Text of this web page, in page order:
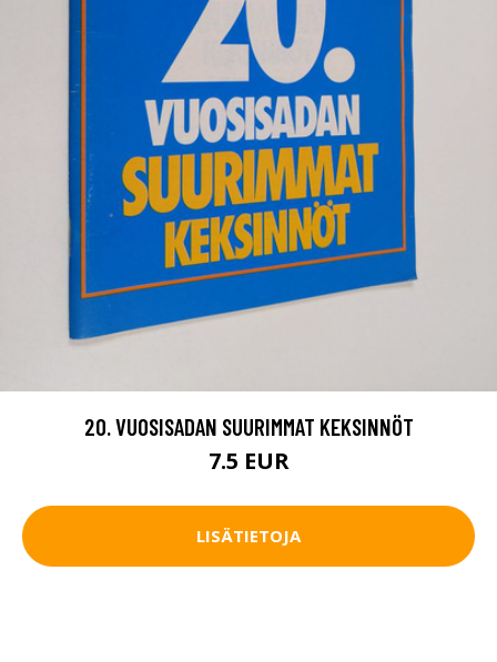
20. VUOSISADAN SUURIMMAT KEKSINNÖT
7.5 EUR
LISÄTIETOJA